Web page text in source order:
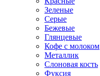
Зеленые
Серые
Бежевые
Глянцевые
Кофе с молоком
Металлик
Слоновая кость
Фуксия